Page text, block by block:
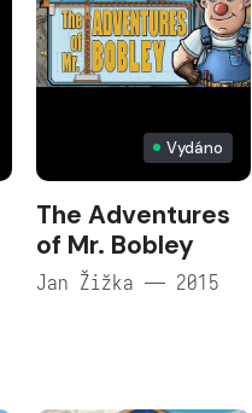
Vydáno
The Adventures
of Mr. Bobley
Jan Žižka — 2015